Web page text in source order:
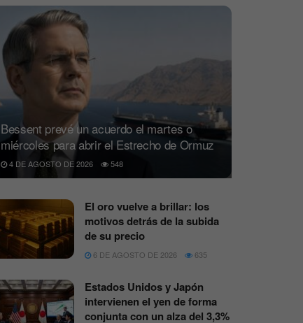
Bessent prevé un acuerdo el martes o
miércoles para abrir el Estrecho de Ormuz
4 DE AGOSTO DE 2026 548
El oro vuelve a brillar: los
motivos detrás de la subida
de su precio
6 DE AGOSTO DE 2026 635
Estados Unidos y Japón
intervienen el yen de forma
conjunta con un alza del 3,3%